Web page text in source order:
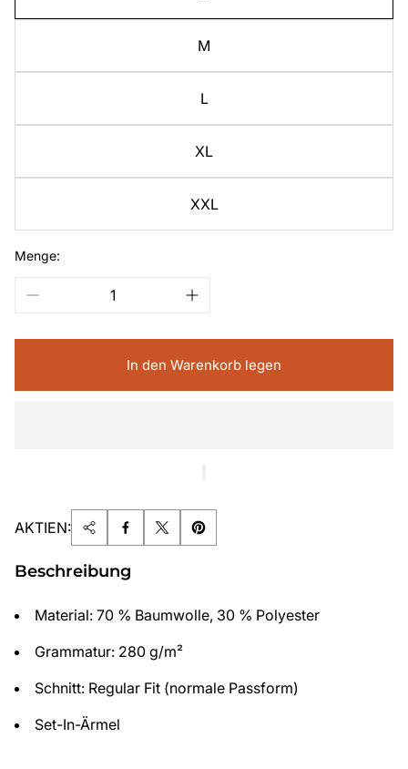
M
L
XL
XXL
Menge:
In den Warenkorb legen
AKTIEN:
Beschreibung
Material: 70 % Baumwolle, 30 % Polyester
Grammatur: 280 g/m²
Schnitt: Regular Fit (normale Passform)
Set-In-Ärmel